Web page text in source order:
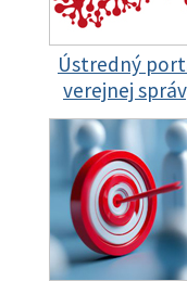
Ústredný
verejnej